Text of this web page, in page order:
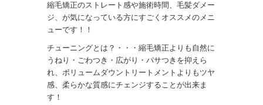
縮毛矯正のストレート感や施術時間、毛髪ダメー
ジ、が気になっている方にすごくオススメのメニ
ューです！！
チューニングとは？・・・縮毛矯正よりも自然に
うねり・ごわつき・広がり・パサつきを抑えら
れ、ボリュームダウントリートメントよりもツヤ
感、柔らかな質感にチェンジすることが出来ま
す！